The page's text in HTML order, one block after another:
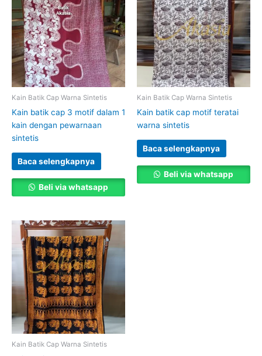
Kain Batik Cap Warna Sintetis
Kain batik cap 3 motif dalam 1
kain dengan pewarnaan
sintetis
Baca selengkapnya
Beli via whatsapp
Kain Batik Cap Warna Sintetis
Kain batik cap motif teratai
warna sintetis
Baca selengkapnya
Beli via whatsapp
Kain Batik Cap Warna Sintetis